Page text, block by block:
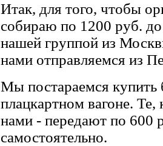
Итак, для того, чтобы
собираю по 1200 руб. до
нашей группой из
нами отправляемся из
Мы постараемся купить
плацкартном вагоне. Те,
нами - передают по 600
самостоятельно.